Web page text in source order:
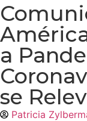
a
se
Patricia